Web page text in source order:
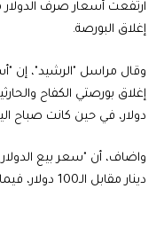
ارتفعت أسعار صرف الدولار
إغلاق البورصة.
وقال مراسل "الرشيد"، إن
دولار، في حين كانت صباح اليوم 142150
دينار مقابل الـ100 دولار، فيما بلغ سعر الشراء 141500 دينار".